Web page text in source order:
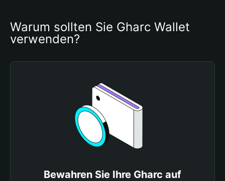
Warum sollten Sie Gharc Wallet
verwenden?
Bewahren Sie Ihre Gharc auf